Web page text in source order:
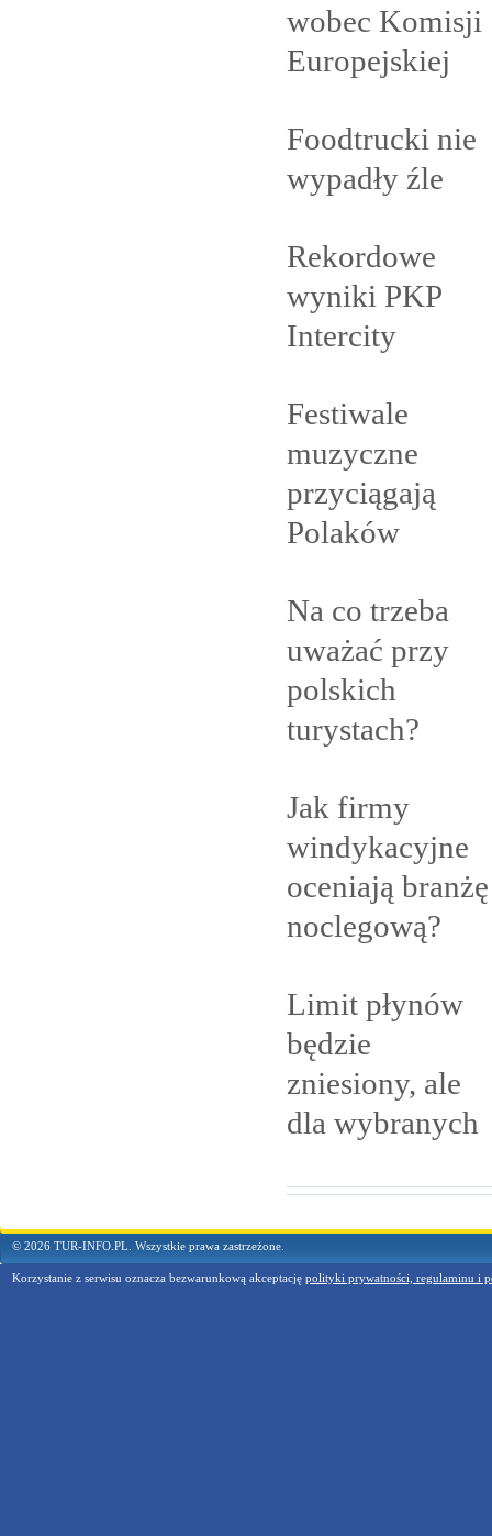
wobec Komisji
Europejskiej
Foodtrucki nie
wypadły źle
Rekordowe
wyniki PKP
Intercity
Festiwale
muzyczne
przyciągają
Polaków
Na co trzeba
uważać przy
polskich
turystach?
Jak firmy
windykacyjne
oceniają branżę
noclegową?
Limit płynów
będzie
zniesiony, ale
dla wybranych
© 2026 TUR-INFO.PL. Wszystkie prawa zastrzeżone.
Korzystanie z serwisu oznacza bezwarunkową akceptację polityki prywatności, regulaminu i